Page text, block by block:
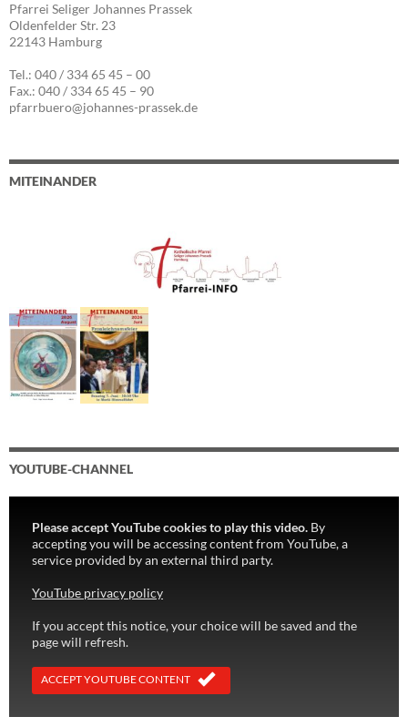
Pfarrei Seliger Johannes Prassek
Oldenfelder Str. 23
22143 Hamburg
Tel.: 040 / 334 65 45 – 00
Fax.: 040 / 334 65 45 – 90
pfarrbuero@johannes-prassek.de
MITEINANDER
YOUTUBE-CHANNEL
Please accept YouTube cookies to play this video. By
accepting you will be accessing content from YouTube, a
service provided by an external third party.
YouTube privacy policy
If you accept this notice, your choice will be saved and the
page will refresh.
ACCEPT YOUTUBE CONTENT